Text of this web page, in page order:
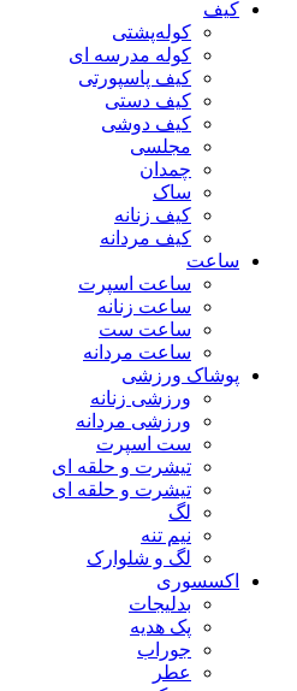
کیف
کوله‌پشتی
کوله مدرسه ای
کیف پاسپورتی
کیف دستی
کیف دوشی
مجلسی
چمدان
ساک
کیف زنانه
کیف مردانه
ساعت
ساعت اسپرت
ساعت زنانه
ساعت ست
ساعت مردانه
پوشاک ورزشی
ورزشی زنانه
ورزشی مردانه
ست اسپرت
تیشرت و حلقه ای
تیشرت و حلقه ای
لگ
نیم تنه
لگ و شلوارک
اکسسوری
بدلیجات
پک هدیه
جوراب
عطر